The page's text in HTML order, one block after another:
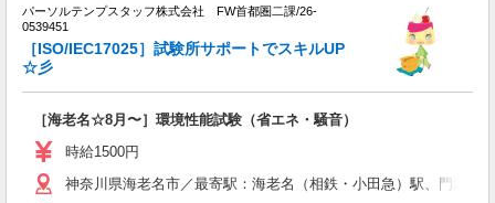
パーソルテンプスタッフ株式会社 FW首都圏二課/26-
0539451
［ISO/IEC17025］試験所サポートでスキルUP
☆彡
［海老名☆8月〜］環境性能試験（省エネ・騒音）
時給1500円
神奈川県海老名市／最寄駅：海老名（相鉄・小田急）駅、門沢